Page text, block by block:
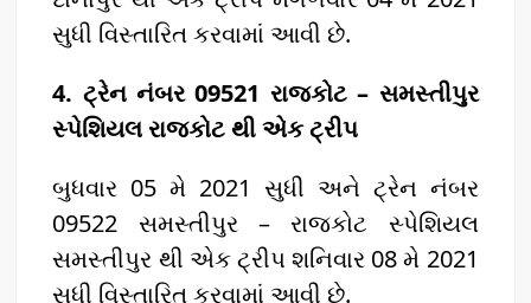
સુધી વિસ્તારિત કરવામાં આવી છે.
4. ટ્રેન નંબર 09521 રાજકોટ – સમસ્તીપુર
સ્પેશિયલ રાજકોટ થી એક ટ્રીપ
બુધવાર 05 મે 2021 સુધી અને ટ્રેન નંબર
09522 સમસ્તીપુર – રાજકોટ સ્પેશિયલ
સમસ્તીપુર થી એક ટ્રીપ શનિવાર 08 મે 2021
સુધી વિસ્તારિત કરવામાં આવી છે.